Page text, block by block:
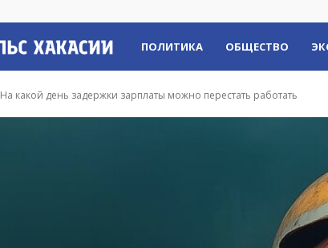
Пульс
Хакасии
ПОЛИТИКА ОБЩЕСТВО
На какой день задержки зарплаты можно перестать работать